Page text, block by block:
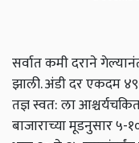
सर्वात कमी दराने
झाली. अंडी दर एकदम
तज्ञ स्वत: ला
बाजाराच्या मूडनुसार